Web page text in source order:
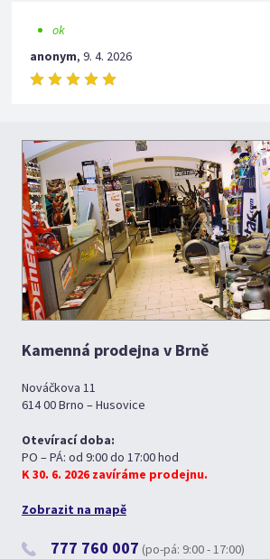
ok
anonym,9. 4. 2026
Kamenná prodejna v Brně
Nováčkova 11
614 00 Brno – Husovice
Otevírací doba:
PO – PÁ: od 9:00 do 17:00 hod
K 30. 6. 2026 zavíráme prodejnu.
Zobrazit na mapě
777 760 007 (po-pá: 9:00 - 17:00)